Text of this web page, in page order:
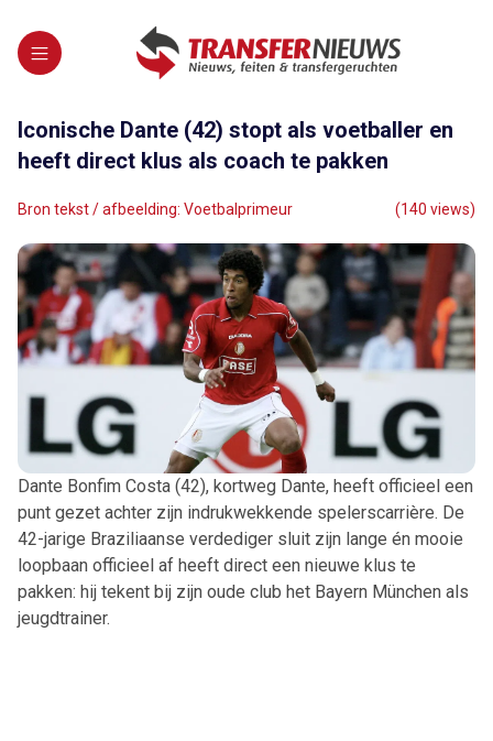
Iconische Dante (42) stopt als voetballer en
heeft direct klus als coach te pakken
Bron tekst / afbeelding: Voetbalprimeur (140 views)
Dante Bonfim Costa (42), kortweg Dante, heeft officieel een
punt gezet achter zijn indrukwekkende spelerscarrière. De
42-jarige Braziliaanse verdediger sluit zijn lange én mooie
loopbaan officieel af heeft direct een nieuwe klus te
pakken: hij tekent bij zijn oude club het Bayern München als
jeugdtrainer.